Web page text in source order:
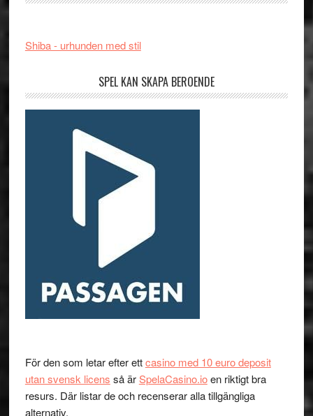
Shiba - urhunden med stil
SPEL KAN SKAPA BEROENDE
För den som letar efter ettcasino med 10 euro deposit
utan svensk licens så ärSpelaCasino.ioen riktigt bra
resurs. Där listar de och recenserar alla tillgängliga
alternativ.